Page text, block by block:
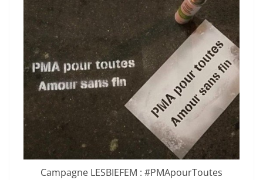
Campagne LESBIEFEM : #PMApourToutes